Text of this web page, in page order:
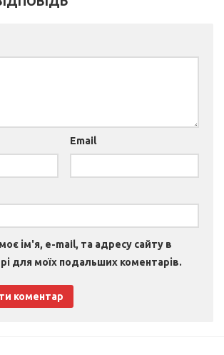
Email
ім'я, e-mail, та адресу сайту в
для моїх подальших коментарів.